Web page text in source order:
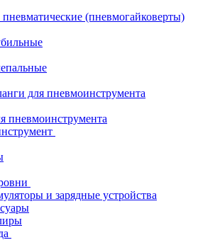
(пневмогайковерты)
для пневмоинструмента
пневмоинструмента
и зарядные устройства